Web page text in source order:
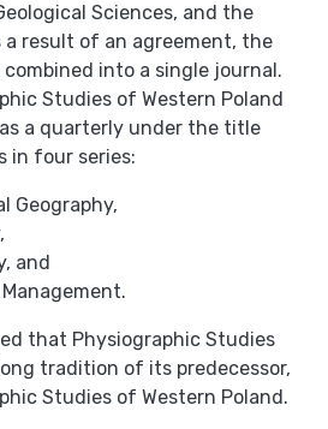
Sciences, and the
a result of an agreement, the
into a single journal.
Studies of Western Poland
a quarterly under the title
in four series:
Geography,
and
that Physiographic Studies
tradition of its predecessor,
Studies of Western Poland.